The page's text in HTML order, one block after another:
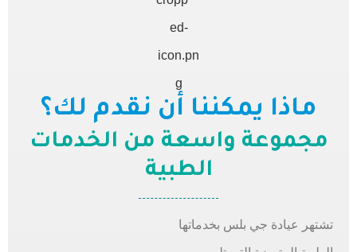
ماذا يمكننا أن نقدم لك؟
مجموعة واسعة من الخدمات
الطبية
تشتهر عيادة جي بلس بخدماتها